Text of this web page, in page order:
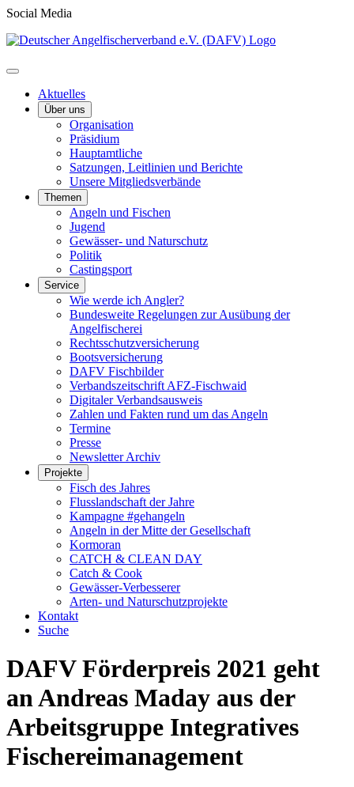
Social Media
Aktuelles
Über uns
Organisation
Präsidium
Hauptamtliche
Satzungen, Leitlinien und Berichte
Unsere Mitgliedsverbände
Themen
Angeln und Fischen
Jugend
Gewässer- und Naturschutz
Politik
Castingsport
Service
Wie werde ich Angler?
Bundesweite Regelungen zur Ausübung der
Angelfischerei
Rechtsschutzversicherung
Bootsversicherung
DAFV Fischbilder
Verbandszeitschrift AFZ-Fischwaid
Digitaler Verbandsausweis
Zahlen und Fakten rund um das Angeln
Termine
Presse
Newsletter Archiv
Projekte
Fisch des Jahres
Flusslandschaft der Jahre
Kampagne #gehangeln
Angeln in der Mitte der Gesellschaft
Kormoran
CATCH & CLEAN DAY
Catch & Cook
Gewässer-Verbesserer
Arten- und Naturschutzprojekte
Kontakt
Suche
DAFV Förderpreis 2021 geht
an Andreas Maday aus der
Arbeitsgruppe Integratives
Fischereimanagement